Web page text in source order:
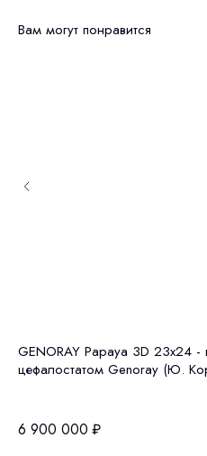
Вам могут понравится
GENORAY Papaya 3D 23x24
цефалостатом Genoray (Ю.
6 900 000 ₽